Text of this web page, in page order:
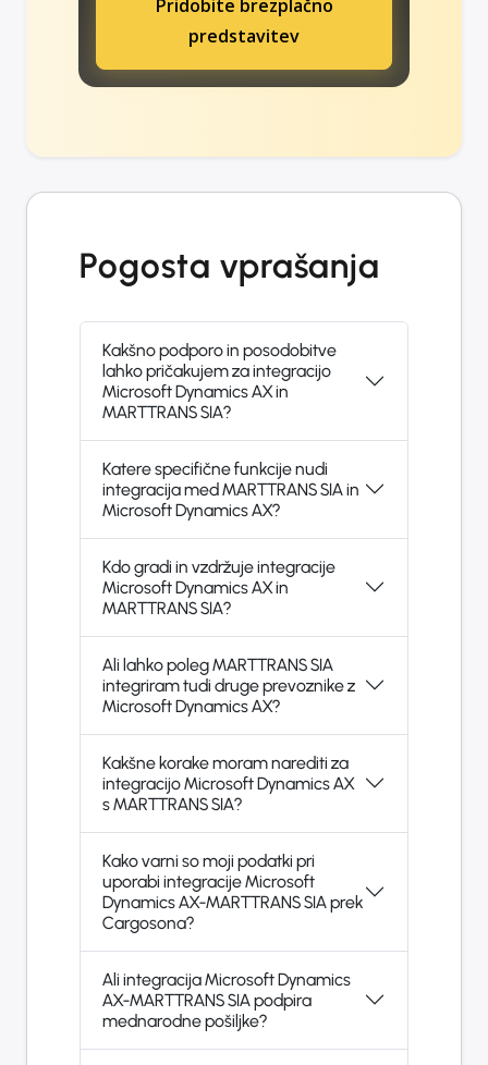
Pridobite brezplačno
predstavitev
Pogosta vprašanja
Kakšno podporo in posodobitve
lahko pričakujem za integracijo
Microsoft Dynamics AX in
MARTTRANS SIA?
Katere specifične funkcije nudi
integracija med MARTTRANS SIA in
Microsoft Dynamics AX?
Kdo gradi in vzdržuje integracije
Microsoft Dynamics AX in
MARTTRANS SIA?
Ali lahko poleg MARTTRANS SIA
integriram tudi druge prevoznike z
Microsoft Dynamics AX?
Kakšne korake moram narediti za
integracijo Microsoft Dynamics AX
s MARTTRANS SIA?
Kako varni so moji podatki pri
uporabi integracije Microsoft
Dynamics AX-MARTTRANS SIA prek
Cargosona?
Ali integracija Microsoft Dynamics
AX-MARTTRANS SIA podpira
mednarodne pošiljke?